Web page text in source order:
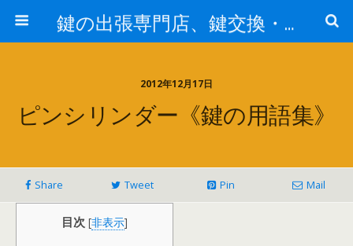
鍵の出張専門店、鍵交換・修理が格安料金/東京・埼玉・さいたま市
2012年12月17日
ピンシリンダー《鍵の用語集》
Share Tweet Pin Mail
目次 [非表示]